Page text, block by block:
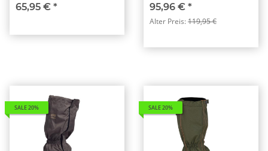
65,95 € *
95,96 € *
Alter Preis:119,95 €
SALE 20% SALE 20%